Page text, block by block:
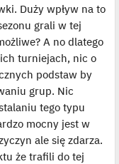
Duży wpływ na to
grali w tej
A no dlatego
turniejach, nic o
podstaw by
grup. Nic
tego typu
mocny jest w
ale się zdarza.
że trafili do tej